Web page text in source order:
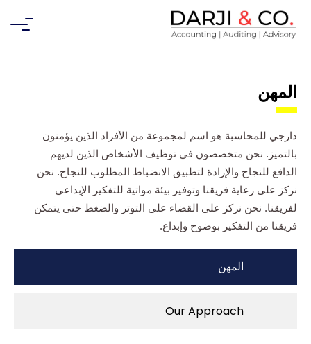
المهن
دارجي للمحاسبة هو اسم لمجموعة من الأفراد الذين يؤمنون
بالتميز. نحن متخصصون في توظيف الأشخاص الذين لديهم
الدافع للنجاح والإرادة لتطبيق الانضباط المطلوب للنجاح. نحن
نركز على رعاية فريقنا وتوفير بيئة مواتية للتفكير الإبداعي
لفريقنا. نحن نركز على القضاء على التوتر والضغط حتى يتمكن
فريقنا من التفكير بوضوح وإبداع.
المهن
Our Approach